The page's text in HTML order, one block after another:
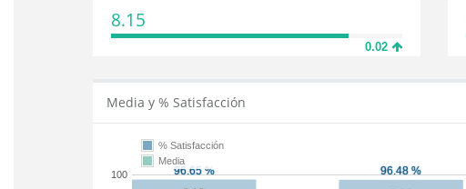
8.15
0.02
Media y % Satisfacción
100
% Satisfacción
Media